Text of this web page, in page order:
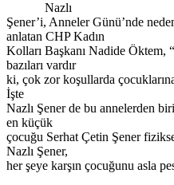
Nazlı
Şener’i, Anneler Günü’nde
anlatan CHP Kadın
Kolları Başkanı Nadide Öktem,
bazıları vardır
ki, çok zor koşullarda
İşte
Nazlı Şener de bu annelerden
en küçük
çocuğu Serhat Çetin Şener
Nazlı Şener,
her şeye karşın çocuğunu asla